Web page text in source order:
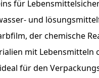
für
und
der chemische
mit Lebensmitteln
für den